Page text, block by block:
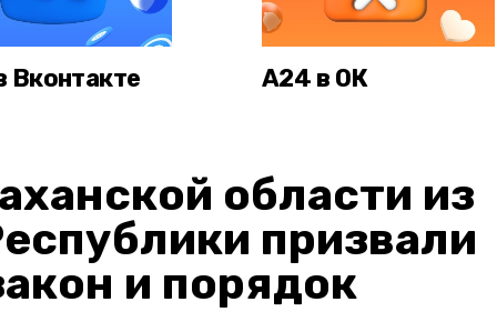
Вконтакте А24 в ОК
области из
призвали
и порядок